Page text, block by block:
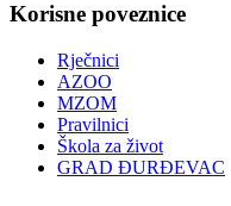
Korisne poveznice
Rječnici
AZOO
MZOM
Pravilnici
Škola za život
GRAD ĐURĐEVAC